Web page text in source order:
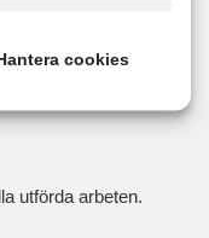
att sköta
utförda arbeten.
cookies